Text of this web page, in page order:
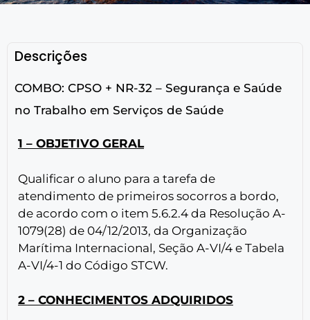
Descrições
COMBO: CPSO + NR-32 – Segurança e Saúde
no Trabalho em Serviços de Saúde
1 – OBJETIVO GERAL
Qualificar o aluno para a tarefa de
atendimento de primeiros socorros a bordo,
de acordo com o item 5.6.2.4 da Resolução A-
1079(28) de 04/12/2013, da Organização
Marítima Internacional, Seção A-VI/4 e Tabela
A-VI/4-1 do Código STCW.
2 – CONHECIMENTOS ADQUIRIDOS